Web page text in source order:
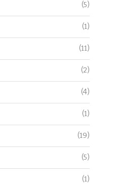
(5)
(1)
(11)
(2)
(4)
(1)
(19)
(5)
(1)